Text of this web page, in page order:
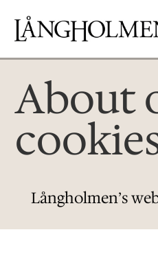
About
Långholmen’s